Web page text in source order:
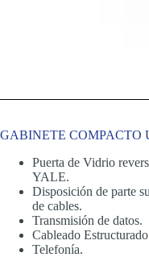
GABINETE COMPACTO
Puerta de Vidrio
YALE.
Disposición de parte
de cables.
Transmisión de datos.
Cableado Estructurado
Telefonía.